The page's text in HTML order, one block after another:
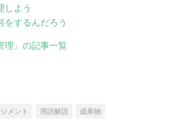
しよう
をするんだろう
理」の記事一覧
メント 用語解説 成果物